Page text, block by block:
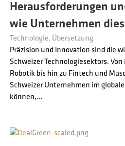
Herausforderungen
wie Unternehmen
Technologie Übersetzung
Präzision und Innovation sind die
Schweizer Technologiesektors.
Robotik bis hin zu Fintech und
Schweizer Unternehmen im
können,…